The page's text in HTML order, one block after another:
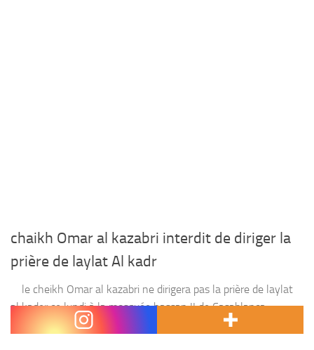
chaikh Omar al kazabri interdit de diriger la
prière de laylat Al kadr
le cheikh Omar al kazabri ne dirigera pas la prière de laylat
al kader ce lundi à la mosquée hassan II de Casablanca ,
contrairement aux année précédentes . La nouvelle a...